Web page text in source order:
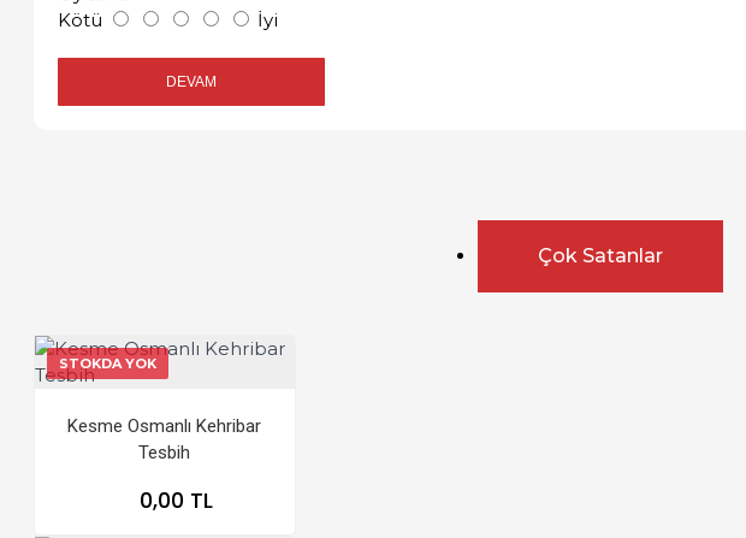
Kötü
İyi
DEVAM
Çok Satanlar
STOKDA YOK
Kesme Osmanlı Kehribar
Tesbih
0,00 TL